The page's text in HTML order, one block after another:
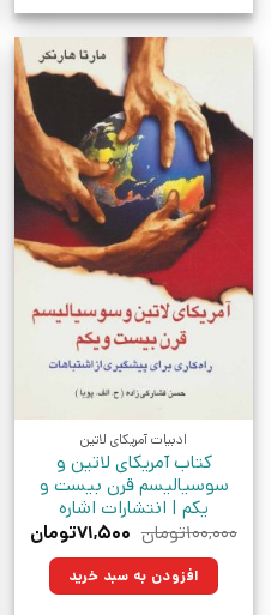
ادبیات آمریکای لاتین
کتاب آمریکای لاتین و
سوسیالیسم قرن بیست و
یکم | انتشارات اشاره
۱۰۰,۰۰۰تومان قیمت
۱۰۰,۰۰۰تومان
بود.
۷۱,۵۰۰تومانقیمت
فعلی:
افزودن به سبد خرید